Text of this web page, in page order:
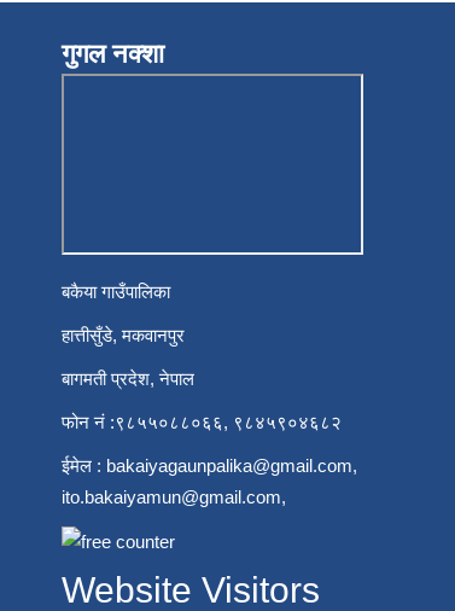
गुगल नक्शा
बकैया गाउँपालिका
हात्तीसुँडे, मकवानपुर
बागमती प्रदेश, नेपाल
फोन नं :९८५५०८८०६६, ९८४५९०४६८२
ईमेल : bakaiyagaunpalika@gmail.com,
ito.bakaiyamun@gmail.com,
Website Visitors